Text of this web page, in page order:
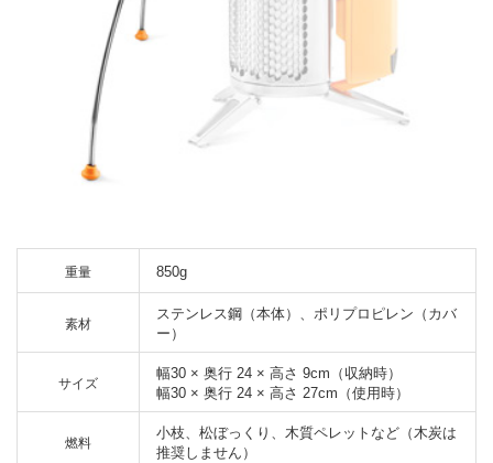
重量 850g
素材
ステンレス鋼（本体）、ポリプロピレン（カバ
ー）
サイズ
幅30 × 奥行 24 × 高さ 9cm（収納時）
幅30 × 奥行 24 × 高さ 27cm（使用時）
燃料
小枝、松ぼっくり、木質ペレットなど（木炭は
推奨しません）